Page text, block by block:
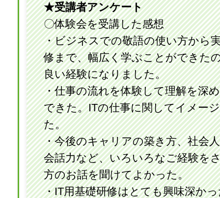
★受講者アンケート
〇体験会を受講した感想
・ビジネスでの敬語の使い方から
修まで、幅広く学ぶことができた
良い経験になりました。
・仕事の流れを体験して理解を深
できた。ITの仕事に関してイメー
た。
・今後のキャリアの築き方、社会
会話力など、いろいろなご経験を
方のお話を聞けてよかった。
・IT用基礎研修はとても興味深か